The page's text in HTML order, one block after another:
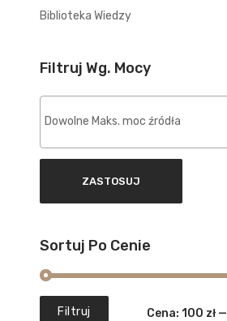
Biblioteka Wiedzy
Filtruj Wg. Mocy
ZASTOSUJ
Sortuj Po Cenie
Filtruj Cena: 100 zł—